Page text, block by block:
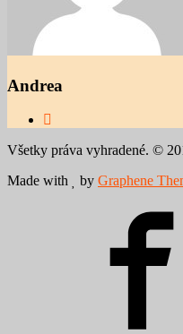
Andrea
Všetky práva vyhradené. ©
Made with
by Graphene